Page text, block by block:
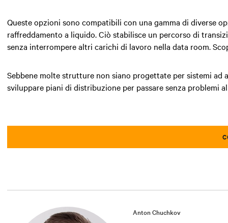
Queste opzioni sono compatibili con una gamma di diverse
raffreddamento a liquido. Ciò stabilisce un percorso di
senza interrompere altri carichi di lavoro nella data room.
Sebbene molte strutture non siano progettate per sistemi ad
sviluppare piani di distribuzione per passare senza problemi
Anton Chuchkov